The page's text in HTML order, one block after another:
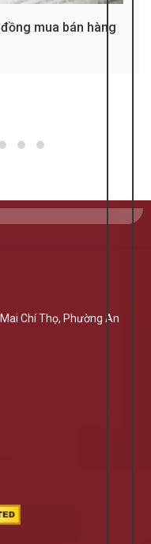
mua bán hàng
Chí Thọ, Phường An